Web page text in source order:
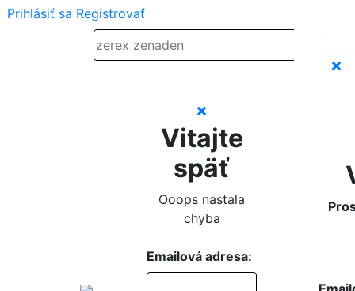
Prihlásiť sa Registrovať
Vitajte
späť
Ooops nastala
chyba
Emailová adresa: